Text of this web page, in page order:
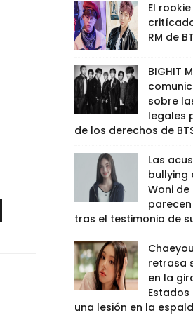
El rookie
RM de
BIGHIT
sobre
legales
de los derechos de
Las
bullying
Woni de
tras el testimonio de
retrasa
en la
una lesión en la